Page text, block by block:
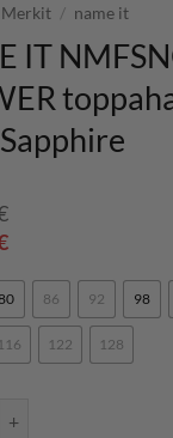
Merkit / name it
IT
86 92 98
116 122 128